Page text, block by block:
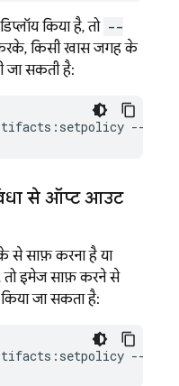
किया है, तो --
किसी खास जगह के
जा सकती है:
--
से ऑप्ट आउट
से साफ़ करना है या
तो इमेज साफ़ करने से
जा सकता है: